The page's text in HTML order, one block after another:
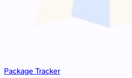
Package Tracker